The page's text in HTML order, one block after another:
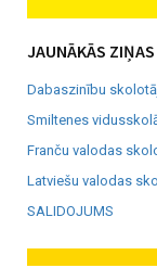
JAUNĀKĀS ZIŅAS
Dabaszinību
Smiltenes
Franču valodas
Latviešu valodas
SALIDOJUMS